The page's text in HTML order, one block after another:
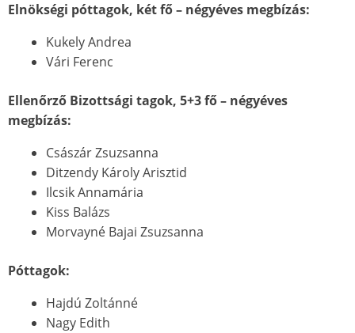
Elnökségi póttagok, két fő – négyéves megbízás:
Kukely Andrea
Vári Ferenc
Ellenőrző Bizottsági tagok, 5+3 fő – négyéves
megbízás:
Császár Zsuzsanna
Ditzendy Károly Arisztid
Ilcsik Annamária
Kiss Balázs
Morvayné Bajai Zsuzsanna
Póttagok:
Hajdú Zoltánné
Nagy Edith